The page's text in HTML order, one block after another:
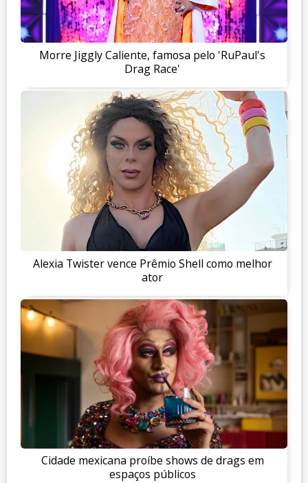
Morre Jiggly Caliente, famosa pelo 'RuPaul's
Drag Race'
Alexia Twister vence Prêmio Shell como melhor
ator
Cidade mexicana proíbe shows de drags em
espaços públicos